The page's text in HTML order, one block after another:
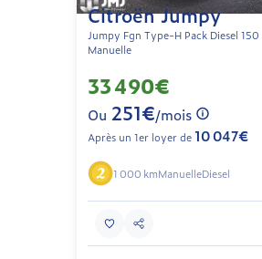
Citroën Jumpy
Jumpy Fgn Type-H Pack Diesel 150
Manuelle
33 490€
Ou 251€/mois
Après un 1er loyer de10 047€
1 000 kmManuelleDiesel